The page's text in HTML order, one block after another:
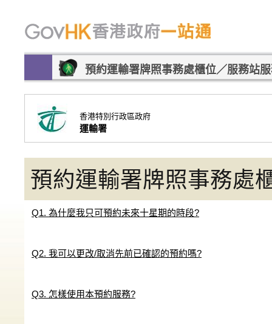
預約運輸署牌照事務處櫃位／服務站
香港特別行政區政府
運輸署
預約運輸署牌照事務處
Q1. 為什麼我只可預約未來十星期的時段?
Q2. 我可以更改/取消先前已確認的預約嗎?
Q3. 怎樣使用本預約服務?